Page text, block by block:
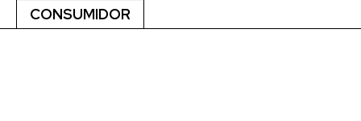
CONSUMIDOR